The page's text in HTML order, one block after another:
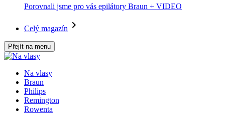
Porovnali jsme pro vás epilátory Braun + VIDEO
Celý magazín
Přejít na menu
Na vlasy
Braun
Philips
Remington
Rowenta